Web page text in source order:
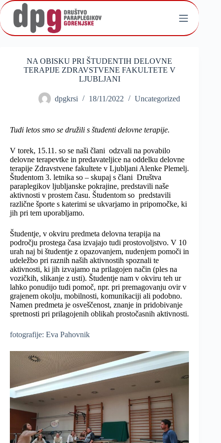
Skip
to
content
NA OBISKU PRI ŠTUDENTIH DELOVNE
TERAPIJE ZDRAVSTVENE FAKULTETE V
LJUBLJANI
dpgkrsi 18/11/2022 Uncategorized
Tudi letos smo se družili s študenti delovne terapije.
V torek, 15.11. so se naši člani odzvali na povabilo
delovne terapevtke in predavateljice na oddelku delovne
terapije Zdravstvene fakultete v Ljubljani Alenke Plemelj.
Študentom 3. letnika so – skupaj s člani Društva
paraplegikov ljubljanske pokrajine, predstavili naše
aktivnosti v prostem času. Študentom so predstavili
različne športe s katerimi se ukvarjamo in pripomočke, ki
jih pri tem uporabljamo.
Študentje, v okviru predmeta delovna terapija na
področju prostega časa izvajajo tudi prostovoljstvo. V 10
urah naj bi študentje z opazovanjem, nudenjem pomoči in
udeležbo pri raznih naših aktivnostih spoznali te
aktivnosti, ki jih izvajamo na prilagojen način (ples na
vozičkih, slikanje z usti). Študentje nam v okviru teh ur
lahko ponudijo tudi pomoč, npr. pri premagovanju ovir v
grajenem okolju, mobilnosti, komunikaciji ali podobno.
Namen predmeta je osveščenost, znanje in pridobivanje
spretnosti pri prilagojenih oblikah prostočasnih aktivnosti.
fotografije: Eva Pahovnik